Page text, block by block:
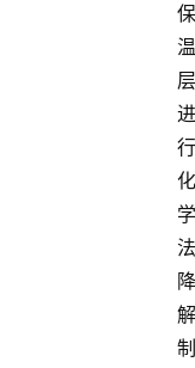
保
温
层
进
行
化
学
法
降
解
制